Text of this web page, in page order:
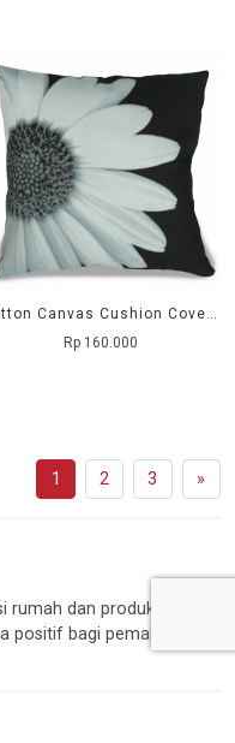
Cotton Canvas Cushion Cover Mataram Putih
Rp 160.000
1
2 3 »
dan produk gaya
positif bagi pemakainya